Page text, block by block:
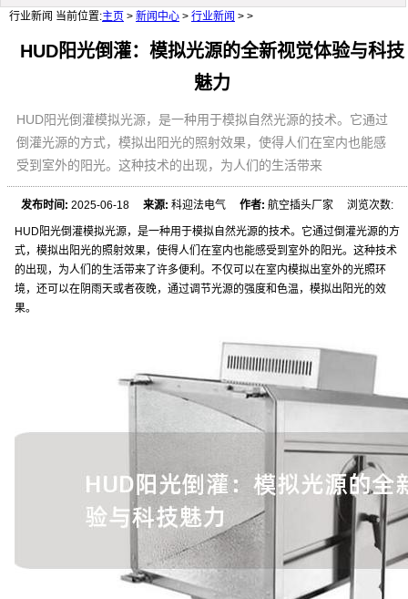
行业新闻 当前位置:主页 > 新闻中心 > 行业新闻 > >
HUD阳光倒灌：模拟光源的全新视觉体验与科技
魅力
HUD阳光倒灌模拟光源，是一种用于模拟自然光源的技术。它通过
倒灌光源的方式，模拟出阳光的照射效果，使得人们在室内也能感
受到室外的阳光。这种技术的出现，为人们的生活带来
发布时间: 2025-06-18来源: 科迎法电气作者: 航空插头厂家 浏览次数:
HUD阳光倒灌模拟光源，是一种用于模拟自然光源的技术。它通过倒灌光源的方
式，模拟出阳光的照射效果，使得人们在室内也能感受到室外的阳光。这种技术
的出现，为人们的生活带来了许多便利。不仅可以在室内模拟出室外的光照环
境，还可以在阴雨天或者夜晚，通过调节光源的强度和色温，模拟出阳光的效
果。